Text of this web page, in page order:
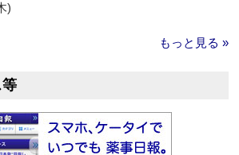
)
もっと見る »